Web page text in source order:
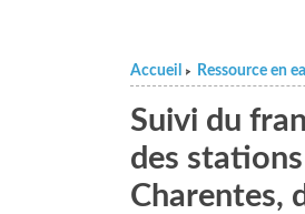
Accueil > Ressource en
Suivi du
des
Charentes,